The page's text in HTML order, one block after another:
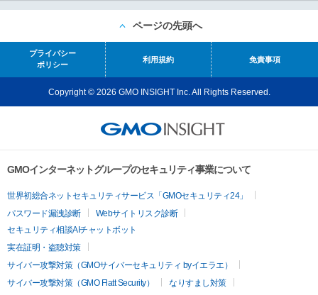
ページの先頭へ
プライバシー
ポリシー
利用規約 免責事項
Copyright © 2026 GMO INSIGHT Inc. All Rights Reserved.
GMOインターネットグループのセキュリティ事業について
世界初総合ネットセキュリティサービス「GMOセキュリティ24」
パスワード漏洩診断
Webサイトリスク診断
セキュリティ相談AIチャットボット
実在証明・盗聴対策
サイバー攻撃対策（GMOサイバーセキュリティ byイエラエ）
サイバー攻撃対策（GMO Flatt Security）
なりすまし対策